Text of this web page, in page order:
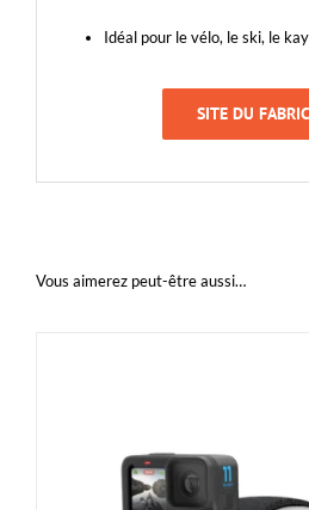
Idéal pour le vélo, le ski, le
SITE DU
Vous aimerez peut-être aussi…